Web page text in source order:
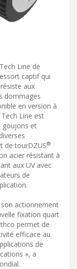
Line de
captif qui
aux
dommages
en version à
Tech Line est
goujons et
de tourDZUS®
acier résistant à
aux UV avec
de
actionnement
fixation quart
permet de
efficace au
de
», a